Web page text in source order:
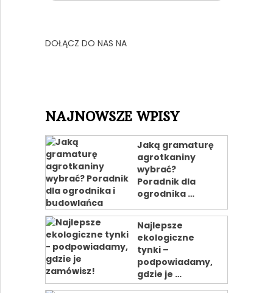
DOŁĄCZ DO NAS NA
NAJNOWSZE WPISY
Jaką gramaturę
agrotkaniny
wybrać?
Poradnik dla
ogrodnika …
Najlepsze
ekologiczne
tynki –
podpowiadamy,
gdzie je …